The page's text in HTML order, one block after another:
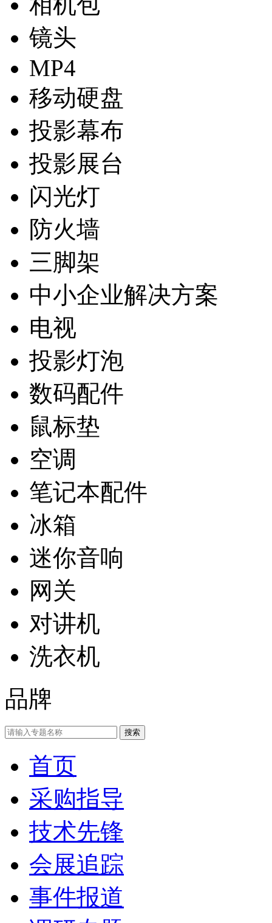
镜头
MP4
移动硬盘
投影幕布
投影展台
闪光灯
防火墙
三脚架
中小企业解决方案
电视
投影灯泡
数码配件
鼠标垫
空调
笔记本配件
冰箱
迷你音响
网关
对讲机
洗衣机
品牌
首页
采购指导
技术先锋
会展追踪
事件报道